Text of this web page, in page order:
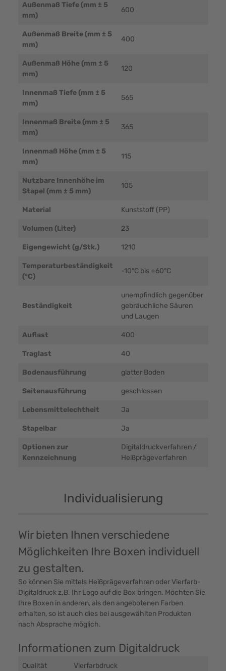
Außenmaß Tiefe (mm ± 5
mm)
600
Außenmaß Breite (mm ± 5
mm)
400
Außenmaß Höhe (mm ± 5
mm)
120
Innenmaß Tiefe (mm ± 5
mm)
565
Innenmaß Breite (mm ± 5
mm)
365
Innenmaß Höhe (mm ± 5
mm)
115
Nutzbare Innenhöhe im
Stapel (mm ± 5 mm)
105
Material Kunststoff (PP)
Volumen (Liter) 23
Eigengewicht (g/Stk.) 1210
Temperaturbeständigkeit
(°C)
-10°C bis +60°C
Beständigkeit
unempfindlich gegenüber
gebräuchliche Säuren
und Laugen
Auflast 400
Traglast 40
Bodenausführung glatter Boden
Seitenausführung geschlossen
Lebensmittelechtheit Ja
Stapelbar Ja
Optionen zur
Kennzeichnung
Digitaldruckverfahren /
Heißprägeverfahren
Individualisierung
Wir bieten Ihnen verschiedene
Möglichkeiten Ihre Boxen individuell
zu gestalten.
So können Sie mittels Heißprägeverfahren oder Vierfarb-
Digitaldruck z.B. Ihr Logo auf die Box bringen. Möchten Sie
Ihre Boxen in anderen, als den angebotenen Farben
erhalten, so ist auch dies bei ausgewählten Produkten
nach Absprache möglich.
Informationen zum Digitaldruck
Qualität Vierfarbdruck